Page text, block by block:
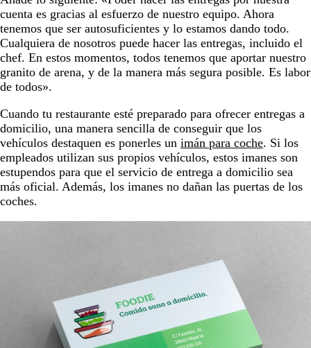
cuenta es gracias al esfuerzo de nuestro equipo. Ahora
tenemos que ser autosuficientes y lo estamos dando todo.
Cualquiera de nosotros puede hacer las entregas, incluido el
chef. En estos momentos, todos tenemos que aportar nuestro
granito de arena, y de la manera más segura posible. Es labor
de todos».
Cuando tu restaurante esté preparado para ofrecer entregas a
domicilio, una manera sencilla de conseguir que los
vehículos destaquen es ponerles un imán para coche. Si los
empleados utilizan sus propios vehículos, estos imanes son
estupendos para que el servicio de entrega a domicilio sea
más oficial. Además, los imanes no dañan las puertas de los
coches.